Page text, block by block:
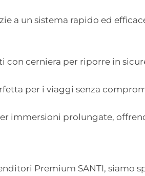
a un sistema rapido ed
cerniera per riporre in
per i viaggi senza
immersioni prolungate,
Premium SANTI, siamo